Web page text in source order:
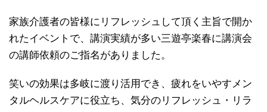
家族介護者の皆様にリフレッシュして頂く主旨で開か
れたイベントで、講演実績が多い三遊亭楽春に講演会
の講師依頼のご指名がありました。
笑いの効果は多岐に渡り活用でき、疲れをいやすメン
タルヘルスケアに役立ち、気分のリフレッシュ・リラ